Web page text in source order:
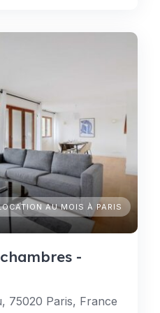
AU MOIS À PARIS
-
75020 Paris, France